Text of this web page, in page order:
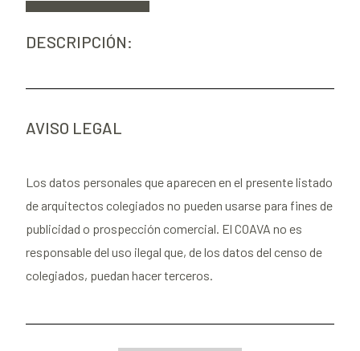
DESCRIPCIÓN:
AVISO LEGAL
Los datos personales que aparecen en el presente listado
de arquitectos colegiados no pueden usarse para fines de
publicidad o prospección comercial. El COAVA no es
responsable del uso ilegal que, de los datos del censo de
colegiados, puedan hacer terceros.